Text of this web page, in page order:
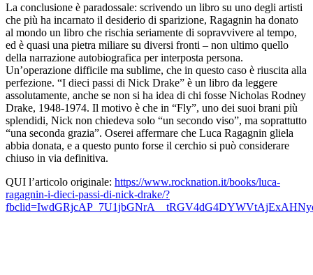
La conclusione è paradossale: scrivendo un libro su uno degli artisti
che più ha incarnato il desiderio di sparizione, Ragagnin ha donato
al mondo un libro che rischia seriamente di sopravvivere al tempo,
ed è quasi una pietra miliare su diversi fronti – non ultimo quello
della narrazione autobiografica per interposta persona.
Un’operazione difficile ma sublime, che in questo caso è riuscita alla
perfezione. “I dieci passi di Nick Drake” è un libro da leggere
assolutamente, anche se non si ha idea di chi fosse Nicholas Rodney
Drake, 1948-1974. Il motivo è che in “Fly”, uno dei suoi brani più
splendidi, Nick non chiedeva solo “un secondo viso”, ma soprattutto
“una seconda grazia”. Oserei affermare che Luca Ragagnin gliela
abbia donata, e a questo punto forse il cerchio si può considerare
chiuso in via definitiva.
QUI l’articolo originale: https://www.rocknation.it/books/luca-
ragagnin-i-dieci-passi-di-nick-drake/?